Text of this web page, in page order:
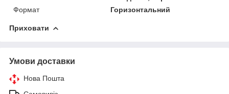
Формат
Горизонтальний
Приховати
Умови доставки
Нова Пошта